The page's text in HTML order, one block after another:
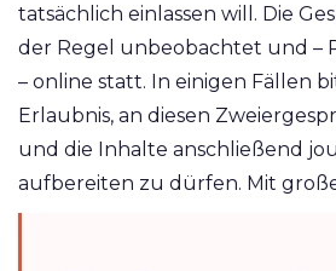
tatsächlich einlassen will. Die
der Regel unbeobachtet und –
– online statt. In einigen Fällen
Erlaubnis, an diesen
und die Inhalte anschließend
aufbereiten zu dürfen. Mit